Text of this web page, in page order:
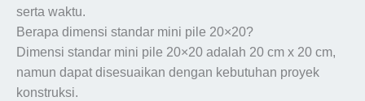
serta waktu.
Berapa dimensi standar mini pile 20×20?
Dimensi standar mini pile 20×20 adalah 20 cm x 20 cm,
namun dapat disesuaikan dengan kebutuhan proyek
konstruksi.